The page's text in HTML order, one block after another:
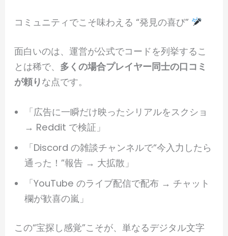
コミュニティでこそ味わえる “発見の喜び”
面白いのは、運営が公式でコードを列挙するこ
とは稀で、 多くの場合プレイヤー同士の口コミ
が頼り な点です。
「広告に一瞬だけ映ったシリアルをスクショ
→ Reddit で検証」
「Discord の雑談チャンネルで“今入力したら
通った！”報告 → 大拡散」
「YouTube のライブ配信で配布 → チャット
欄が歓喜の嵐」
この“宝探し感覚”こそが、単なるデジタル文字